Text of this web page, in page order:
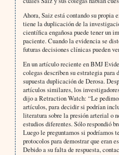
Ahora, Saiz está contando su propia
tiene la duplicación de la
científica engañosa puede tener un
paciente. Cuando la evidencia se
futuras decisiones clínicas pueden
En un artículo reciente en BMJ
colegas describen su estrategia para
supuesta duplicación de Derosa.
artículos similares, los
dijo a Retraction Watch: “Le
artículos, para decidir si podrían
literatura sobre la presión arterial o
estudios diferentes. Sólo respondió
Luego le preguntamos si podríamos
protocolos para demostrar que eran
Debido a su falta de respuesta,